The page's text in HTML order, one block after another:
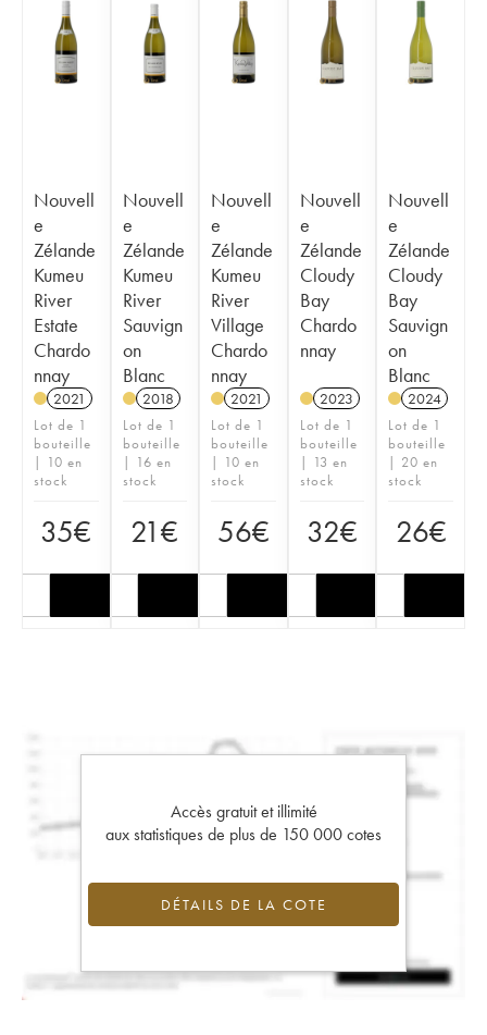
Nouvell
e
Zélande
Kumeu
River
Estate
Chardo
nnay
2021
Lot de 1
bouteille
| 10 en
stock
35€
Nouvell
e
Zélande
Kumeu
River
Sauvign
on
Blanc
2018
Lot de 1
bouteille
| 16 en
stock
21€
Nouvell
e
Zélande
Kumeu
River
Village
Chardo
nnay
2021
Lot de 1
bouteille
| 10 en
stock
56€
Nouvell
e
Zélande
Cloudy
Bay
Chardo
nnay
2023
Lot de 1
bouteille
| 13 en
stock
32€
Nouvell
e
Zélande
Cloudy
Bay
Sauvign
on
Blanc
2024
Lot de 1
bouteille
| 20 en
stock
26€
Accès gratuit et illimité
aux statistiques de plus de 150 000 cotes
DÉTAILS DE LA COTE